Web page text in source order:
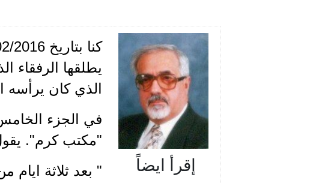
إقرأ ايضاً
الذي كان يرأسه
في الجزء
"مكتب كرم". يقول
" بعد ثلاثة